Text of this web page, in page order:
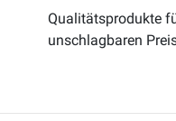
Qualitätsprodukte
unschlagbaren